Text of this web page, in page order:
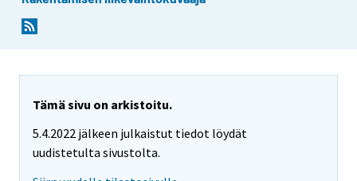
Tämä sivu on arkistoitu.
5.4.2022 jälkeen julkaistut tiedot löydät
uudistetulta sivustolta.